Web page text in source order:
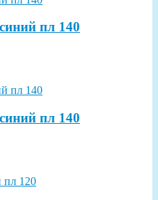
пл 140
пл 140